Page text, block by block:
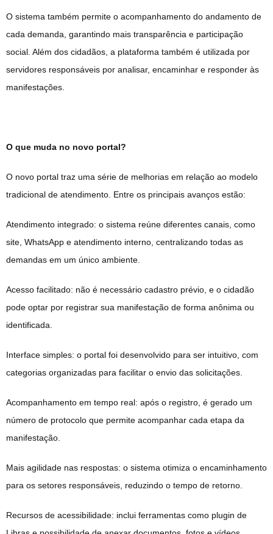
O sistema também permite o acompanhamento do andamento de
cada demanda, garantindo mais transparência e participação
social. Além dos cidadãos, a plataforma também é utilizada por
servidores responsáveis por analisar, encaminhar e responder às
manifestações.
O que muda no novo portal?
O novo portal traz uma série de melhorias em relação ao modelo
tradicional de atendimento. Entre os principais avanços estão:
Atendimento integrado: o sistema reúne diferentes canais, como
site, WhatsApp e atendimento interno, centralizando todas as
demandas em um único ambiente.
Acesso facilitado: não é necessário cadastro prévio, e o cidadão
pode optar por registrar sua manifestação de forma anônima ou
identificada.
Interface simples: o portal foi desenvolvido para ser intuitivo, com
categorias organizadas para facilitar o envio das solicitações.
Acompanhamento em tempo real: após o registro, é gerado um
número de protocolo que permite acompanhar cada etapa da
manifestação.
Mais agilidade nas respostas: o sistema otimiza o encaminhamento
para os setores responsáveis, reduzindo o tempo de retorno.
Recursos de acessibilidade: inclui ferramentas como plugin de